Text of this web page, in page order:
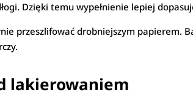
Dzięki temu wypełnienie lepiej
przeszlifować drobniejszym papierem.
lakierowaniem